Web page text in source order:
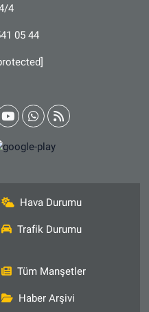
4
05 44
Hava Durumu
Trafik Durumu
Tüm Manşetler
Haber Arşivi